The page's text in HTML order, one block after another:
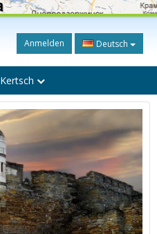
Anmelden Deutsch
Kertsch